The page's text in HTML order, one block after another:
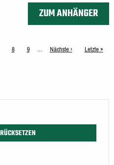
ZUM ANHÄNGER
Seite
8 Seite
9 …
Nächste
Nächste ›
Letzte
Letzte »